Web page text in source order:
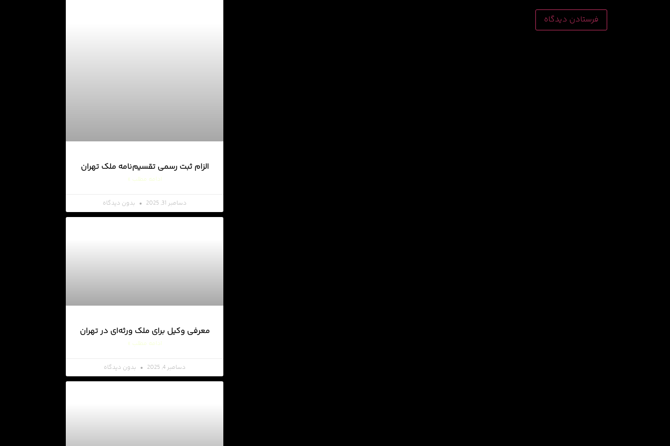
الزام ثبت رسمی تقسیم‌نامه ملک تهران
ادامه مطلب »
دسامبر 31, 2025 بدون دیدگاه
معرفی وکیل برای ملک ورثه‌ای در تهران
ادامه مطلب »
دسامبر 4, 2025 بدون دیدگاه